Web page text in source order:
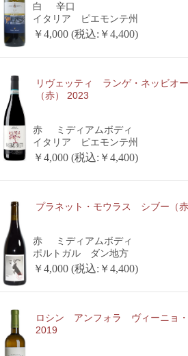
白
辛口
イタリア ピエモンテ州
￥4,000 (税込:￥4,400)
リヴェッティ ランゲ・ネッビ
（赤） 2023
赤
ミディアムボディ
イタリア ピエモンテ州
￥4,000 (税込:￥4,400)
プラネット・モウラス シブー（
赤
ミディアムボディ
ポルトガル ダン地方
￥4,000 (税込:￥4,400)
ロシン アンフォラ ヴィーニョ
2019